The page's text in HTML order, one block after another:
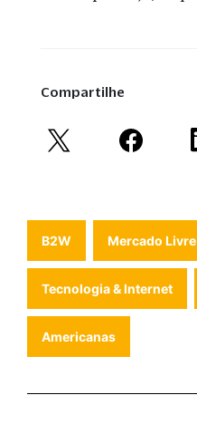
Compartilhe
B2W Mercado Livre
Tecnologia & Internet
Americanas